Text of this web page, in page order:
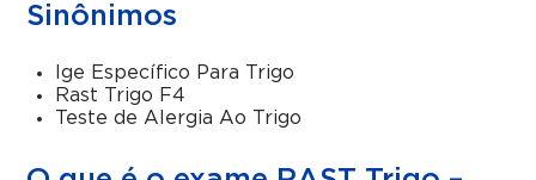
Sinônimos
Ige Específico Para Trigo
Rast Trigo F4
Teste de Alergia Ao Trigo